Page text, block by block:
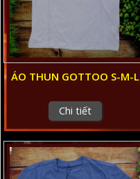
ÁO THUN GOTTOO S-M-L
Chi tiết